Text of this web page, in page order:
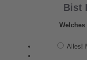
Bist
Alles!